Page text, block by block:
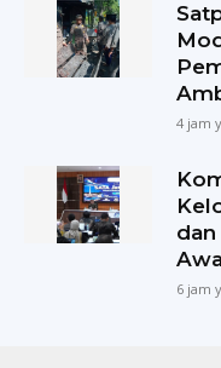
4 jam
dan
6 jam